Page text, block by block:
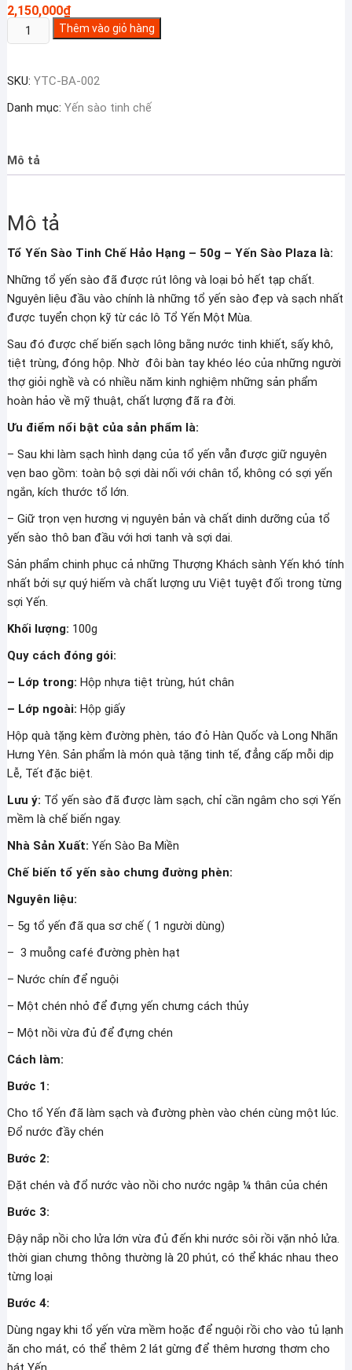
2,150,000₫
Yến
Rút
Lông
số
lượng
Thêm vào giỏ hàng
SKU: YTC-BA-002
Danh mục: Yến sào tinh chế
Mô tả
Mô tả
Tổ Yến Sào Tinh Chế Hảo Hạng – 50g – Yến Sào Plaza là:
Những tổ yến sào đã được rút lông và loại bỏ hết tạp chất.
Nguyên liệu đầu vào chính là những tổ yến sào đẹp và sạch nhất
được tuyển chọn kỹ từ các lô Tổ Yến Một Mùa.
Sau đó được chế biến sạch lông bằng nước tinh khiết, sấy khô,
tiệt trùng, đóng hộp. Nhờ đôi bàn tay khéo léo của những người
thợ giỏi nghề và có nhiều năm kinh nghiệm những sản phẩm
hoàn hảo về mỹ thuật, chất lượng đã ra đời.
Ưu điểm nổi bật của sản phẩm là:
– Sau khi làm sạch hình dạng của tổ yến vẫn được giữ nguyên
vẹn bao gồm: toàn bộ sợi dài nối với chân tổ, không có sợi yến
ngắn, kích thước tổ lớn.
– Giữ trọn vẹn hương vị nguyên bản và chất dinh dưỡng của tổ
yến sào thô ban đầu với hơi tanh và sợi dai.
Sản phẩm chinh phục cả những Thượng Khách sành Yến khó tính
nhất bởi sự quý hiếm và chất lượng ưu Việt tuyệt đối trong từng
sợi Yến.
Khối lượng: 100g
Quy cách đóng gói:
– Lớp trong: Hộp nhựa tiệt trùng, hút chân
– Lớp ngoài: Hộp giấy
Hộp quà tặng kèm đường phèn, táo đỏ Hàn Quốc và Long Nhãn
Hưng Yên. Sản phẩm là món quà tặng tinh tế, đẳng cấp mỗi dịp
Lễ, Tết đặc biệt.
Lưu ý: Tổ yến sào đã được làm sạch, chỉ cần ngâm cho sợi Yến
mềm là chế biến ngay.
Nhà Sản Xuất: Yến Sào Ba Miền
Chế biến tổ yến sào chưng đường phèn:
Nguyên liệu:
– 5g tổ yến đã qua sơ chế ( 1 người dùng)
– 3 muỗng café đường phèn hạt
– Nước chín để nguội
– Một chén nhỏ để đựng yến chưng cách thủy
– Một nồi vừa đủ để đựng chén
Cách làm:
Bước 1:
Cho tổ Yến đã làm sạch và đường phèn vào chén cùng một lúc.
Đổ nước đầy chén
Bước 2:
Đặt chén và đổ nước vào nồi cho nước ngập ¼ thân của chén
Bước 3:
Đậy nắp nồi cho lửa lớn vừa đủ đến khi nước sôi rồi vặn nhỏ lửa.
thời gian chưng thông thường là 20 phút, có thể khác nhau theo
từng loại
Bước 4:
Dùng ngay khi tổ yến vừa mềm hoặc để nguội rồi cho vào tủ lạnh
ăn cho mát, có thể thêm 2 lát gừng để thêm hương thơm cho